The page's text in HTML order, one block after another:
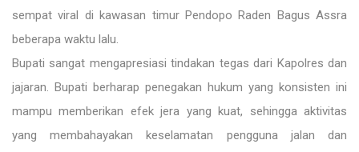
sempat viral di kawasan timur Pendopo Raden Bagus Assra
beberapa waktu lalu.
Bupati sangat mengapresiasi tindakan tegas dari Kapolres dan
jajaran. Bupati berharap penegakan hukum yang konsisten ini
mampu memberikan efek jera yang kuat, sehingga aktivitas
yang membahayakan keselamatan pengguna jalan dan